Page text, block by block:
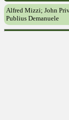
Alfred Mizzi; John
Publius Demanuele